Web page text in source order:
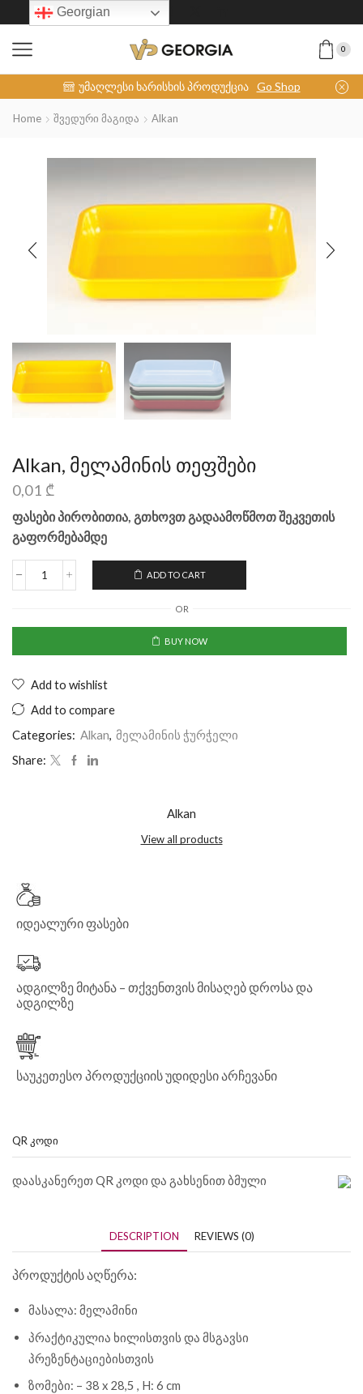
0
უმაღლესი ხარისხის პროდუქცია Go Shop
Home Შვედური Მაგიდა Alkan
Alkan, მელამინის თეფშები
0,01 ₾
ფასები პირობითია, გთხოვთ გადაამოწმოთ შეკვეთის
გაფორმებამდე
ADD TO CART
OR
BUY NOW
Add to wishlist
Add to compare
Categories: Alkan, მელამინის ჭურჭელი
Share:
Alkan
View all products
იდეალური ფასები
ადგილზე მიტანა – თქვენთვის მისაღებ დროსა და
ადგილზე
საუკეთესო პროდუქციის უდიდესი არჩევანი
QR ᲙᲝᲓᲘ
დაასკანერეთ QR კოდი და გახსენით ბმული
DESCRIPTION REVIEWS (0)
პროდუქტის აღწერა:
მასალა: მელამინი
პრაქტიკულია ხილისთვის და მსგავსი
პრეზენტაციებისთვის
ზომები: – 38 x 28,5 , H: 6 cm
Georgian